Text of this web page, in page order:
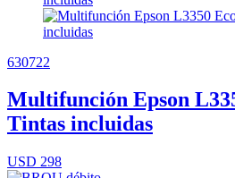
630722
Multifunción Epson
Tintas incluidas
USD 298